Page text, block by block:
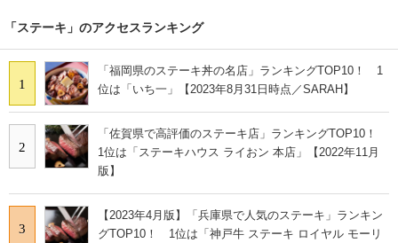
「ステーキ」のアクセスランキング
1
「福岡県のステーキ丼の名店」ランキングTOP10！ 1
位は「いち一」【2023年8月31日時点／SARAH】
2
「佐賀県で高評価のステーキ店」ランキングTOP10！
1位は「ステーキハウス ライおン 本店」【2022年11月
版】
3
【2023年4月版】「兵庫県で人気のステーキ」ランキン
グTOP10！ 1位は「神戸牛 ステーキ ロイヤル モーリ